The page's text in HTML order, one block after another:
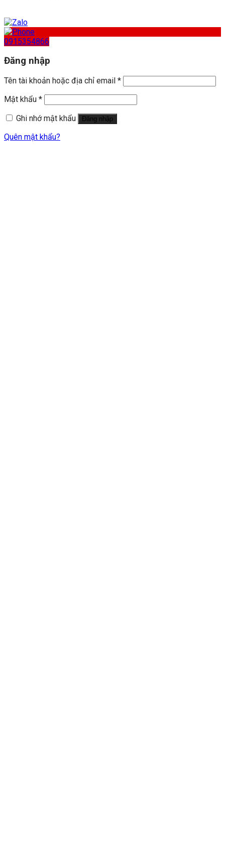
0915354866
Đăng nhập
Tên tài khoản hoặc địa chỉ email *
Mật khẩu *
Ghi nhớ mật khẩu
Đăng nhập
Quên mật khẩu?